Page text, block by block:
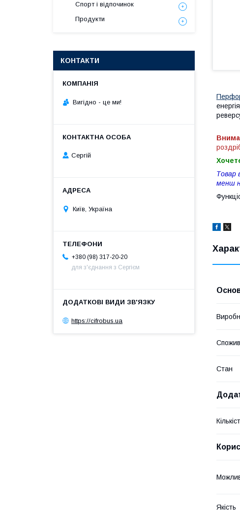
Товар
менш
Стан
Якість
Спорт і відпочинок
Продукти
КОНТАКТИ
Вигiдно - це ми!
Сергій
Київ, Україна
+380 (98) 317-20-20
для з'єднання з Сергієм
https://cifrobus.ua